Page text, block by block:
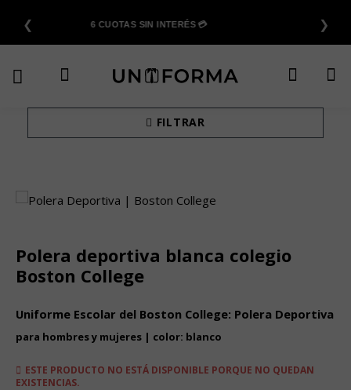
contenido
❮ 6 CUOTAS SIN INTERÉS 💳 ❯
FILTRAR
Polera deportiva blanca colegio
Boston College
Uniforme Escolar del Boston College: Polera Deportiva
para hombres y mujeres | color: blanco
ESTE PRODUCTO NO ESTÁ DISPONIBLE PORQUE NO QUEDAN
EXISTENCIAS.